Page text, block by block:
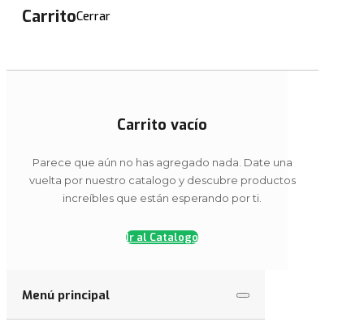
CarritoCerrar
Carrito vacío
Parece que aún no has agregado nada. Date una
vuelta por nuestro catalogo y descubre productos
increíbles que están esperando por ti.
Ir al Catalogo
Finalizar cotización
Menú principal